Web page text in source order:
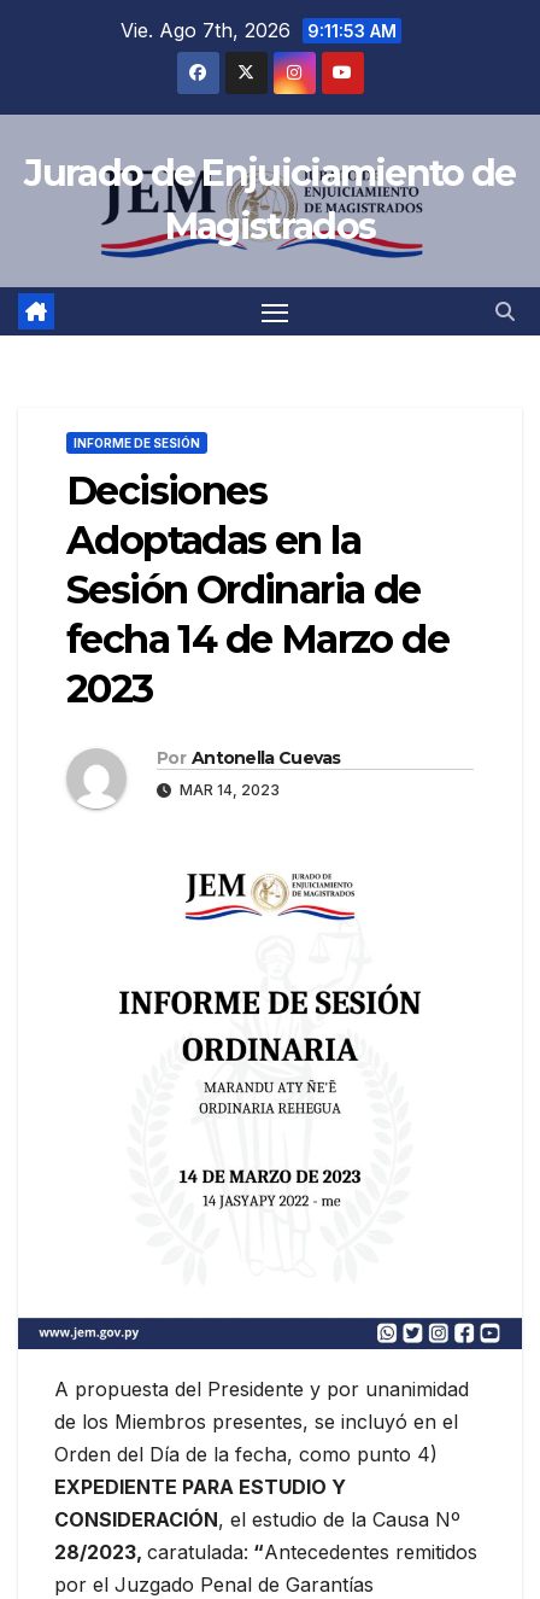
Vie. Ago 7th, 2026 9:11:55 AM
Jurado de Enjuiciamiento de
Magistrados
INFORME DE SESIÓN
Decisiones
Adoptadas en la
Sesión Ordinaria de
fecha 14 de Marzo de
2023
Por Antonella Cuevas
MAR 14, 2023
A propuesta del Presidente y por unanimidad
de los Miembros presentes, se incluyó en el
Orden del Día de la fecha, como punto 4)
EXPEDIENTE PARA ESTUDIO Y
CONSIDERACIÓN, el estudio de la Causa Nº
28/2023, caratulada: “Antecedentes remitidos
por el Juzgado Penal de Garantías